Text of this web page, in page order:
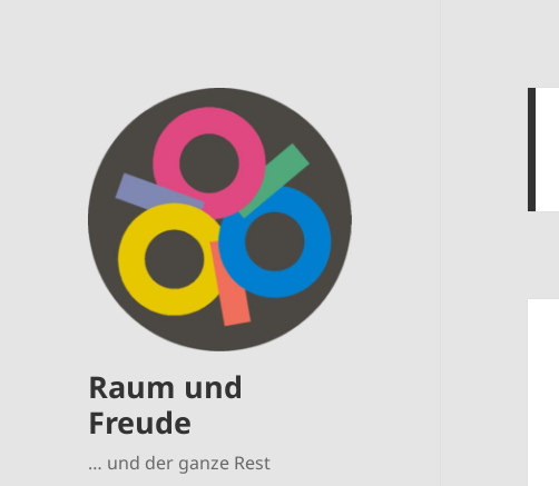
Raum und
Freude
… und der ganze Rest